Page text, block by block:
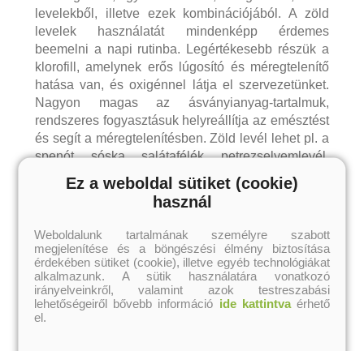
levelekből, illetve ezek kombinációjából. A zöld
levelek használatát mindenképp érdemes
beemelni a napi rutinba. Legértékesebb részük a
klorofill, amelynek erős lúgosító és méregtelenítő
hatása van, és oxigénnel látja el szervezetünket.
Nagyon magas az ásványianyag-tartalmuk,
rendszeres fogyasztásuk helyreállítja az emésztést
és segít a méregtelenítésben. Zöld levél lehet pl. a
spenót, sóska, salátafélék, petrezselyemlevél,
káposztafélék, mángold, medvehagyma, búzafű,
csalán stb., de a sárgarépa levele is, amiben több
a tápanyag, mint magában a gyökérben.
Ha zöld turmixot szeretnénk készíteni, nagyon
egyszerű dolgunk van: valamilyen zöld levelet, az
íze miatt valamilyen gyümölcsöt és vizet
összeturmixolunk és készen is vagyunk. Vigyázat,
ne essünk át a ló túloldalára! Kettőnél többféle zöld
Ez a weboldal sütiket (cookie)
használ
Weboldalunk tartalmának személyre szabott
megjelenítése és a böngészési élmény biztosítása
érdekében sütiket (cookie), illetve egyéb technológiákat
alkalmazunk. A sütik használatára vonatkozó
irányelveinkről, valamint azok testreszabási
lehetőségeiről bővebb információ ide kattintvaérhető
el.